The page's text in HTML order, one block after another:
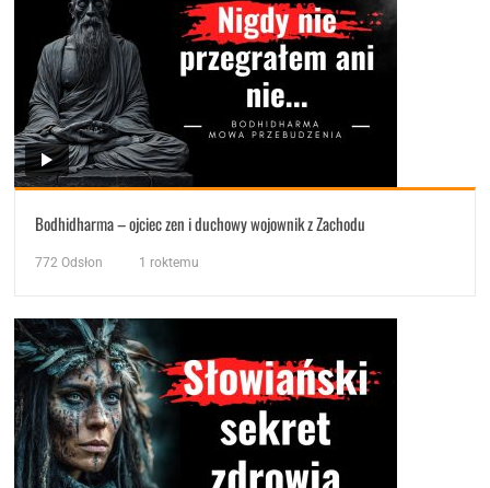
Bodhidharma – ojciec zen i duchowy wojownik z Zachodu
772 Odsłon 1 roktemu